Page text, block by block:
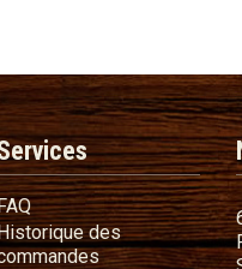
d'achat
FAQ
des
Historique des